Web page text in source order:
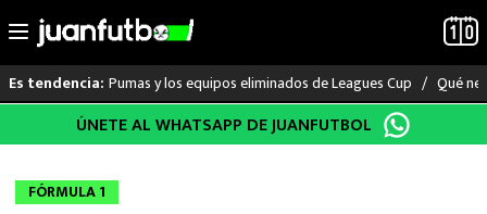
al
Es tendencia: Pumas y los equipos eliminados de Leagues Cup Qué
LO ÚLTIMO
LIGA MX
ÚNETE AL WHATSAPP DE JUANFUTBOL
FÓRMULA 1